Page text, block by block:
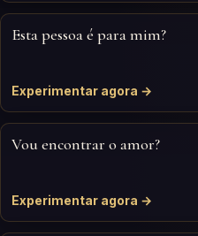
Esta pessoa é para mim?
Experimentar agora →
Vou encontrar o amor?
Experimentar agora →